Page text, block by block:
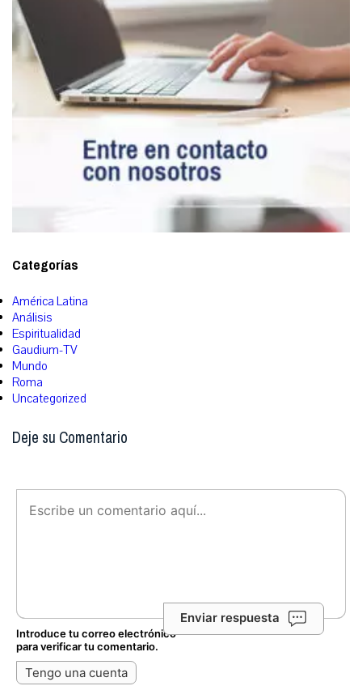
Categorías
América Latina
Análisis
Espiritualidad
Gaudium-TV
Mundo
Roma
Uncategorized
Deje su Comentario
Enviar respuesta
Introduce tu correo electrónico
para verificar tu comentario.
Tengo una cuenta